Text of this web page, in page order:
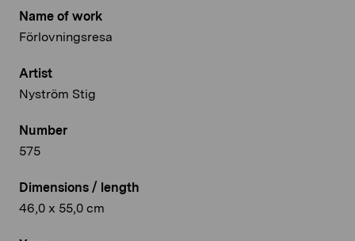
Name of work
Förlovningsresa
Artist
Nyström Stig
Number
575
Dimensions / length
46,0 x 55,0 cm